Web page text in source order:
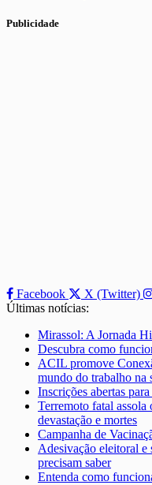
Publicidade
Facebook X (Twitter)
Últimas notícias:
Mirassol: A Jornada
Descubra como
ACIL promove
mundo do trabalho na
Inscrições abertas
Terremoto fatal
devastação e mortes
Campanha de
Adesivação eleitoral e
precisam saber
Entenda como